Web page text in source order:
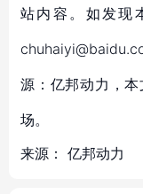
站内容。如发现
源：亿邦动力，
场。
来源： 亿邦动力